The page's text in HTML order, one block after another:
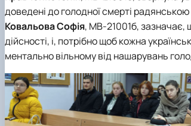
доведені до голодної смерті
Ковальова Софія, МВ-21001б, зазначає,
дійсності, і, потрібно щоб кожна
ментально вільному від нашарувань